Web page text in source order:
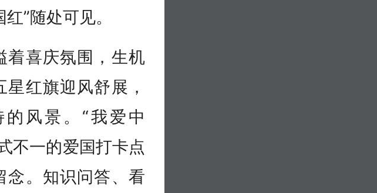
”随处可见。
着喜庆氛围，生机
红旗迎风舒展，
风景。“我爱中
不一的爱国打卡点
念。知识问答、看